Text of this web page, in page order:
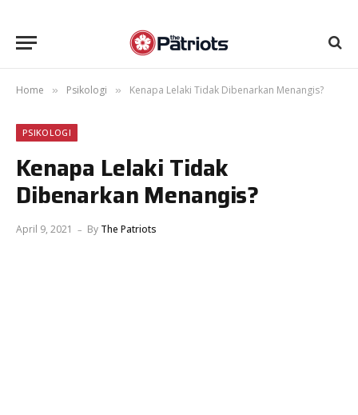
Home » Psikologi » Kenapa Lelaki Tidak Dibenarkan Menangis?
PSIKOLOGI
Kenapa Lelaki Tidak
Dibenarkan Menangis?
April 9, 2021 By The Patriots